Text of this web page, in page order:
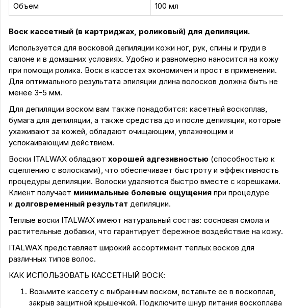
Объем 100 мл
Воск кассетный (в картриджах, роликовый) для депиляции.
Используется для восковой депиляции кожи ног, рук, спины и груди в
салоне и в домашних условиях. Удобно и равномерно наносится на кожу
при помощи ролика. Воск в кассетах экономичен и прост в применении.
Для оптимального результата эпиляции длина волосков должна быть не
менее 3-5 мм.
Для депиляции воском вам также понадобится: касетный воскоплав,
бумага для депиляции, а также средства до и после депиляции, которые
ухаживают за кожей, обладают очищающим, увлажнющим и
успокаивающим действием.
Воски ITALWAX обладают хорошей адгезивностью(способностью к
сцеплению с волосками), что обеспечивает быстроту и эффективность
процедуры депиляции. Волоски удаляются быстро вместе с корешками.
Клиент получает минимальные болевые ощущенияпри процедуре
и долговременный результат депиляции.
Теплые воски ITALWAX имеют натуральный состав: сосновая смола и
растительные добавки, что гарантирует бережное воздействие на кожу.
ITALWAX представляет широкий ассортимент теплых восков для
различных типов волос.
КАК ИСПОЛЬЗОВАТЬ КАССЕТНЫЙ ВОСК:
Возьмите кассету с выбранным воском, вставьте ее в воскоплав,
закрыв защитной крышечкой. Подключите шнур питания воскоплава